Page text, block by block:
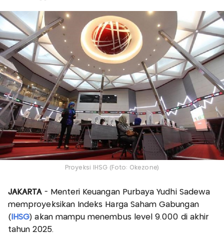
Proyeksi IHSG (Foto: Okezone)
JAKARTA- Menteri Keuangan Purbaya Yudhi Sadewa
memproyeksikan Indeks Harga Saham Gabungan
( IHSG) akan mampu menembus level 9.000 di akhir
tahun 2025.